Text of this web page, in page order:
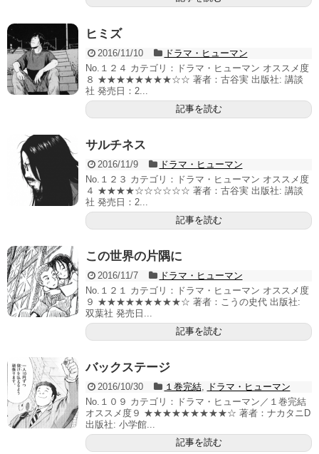
ヒミズ
2016/11/10
ドラマ・ヒューマン
No.１２４ カテゴリ：ドラマ・ヒューマン オススメ度
８ ★★★★★★★★☆☆ 著者：古谷実 出版社: 講談
社 発売日：2...
記事を読む
サルチネス
2016/11/9
ドラマ・ヒューマン
No.１２３ カテゴリ：ドラマ・ヒューマン オススメ度
４ ★★★★☆☆☆☆☆☆ 著者：古谷実 出版社: 講談
社 発売日：2...
記事を読む
この世界の片隅に
2016/11/7
ドラマ・ヒューマン
No.１２１ カテゴリ：ドラマ・ヒューマン オススメ度
９ ★★★★★★★★★☆ 著者：こうの史代 出版社:
双葉社 発売日...
記事を読む
バックステージ
2016/10/30 １巻完結, ドラマ・ヒューマン
No.１０９ カテゴリ：ドラマ・ヒューマン／１巻完結
オススメ度９ ★★★★★★★★★☆ 著者：ナカタニD
出版社: 小学館...
記事を読む